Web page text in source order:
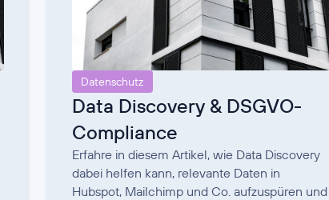
Datenschutz
Data Discovery & DSGVO-
Compliance
Erfahre in diesem Artikel, wie Data Discovery
dabei helfen kann, relevante Daten in
Hubspot, Mailchimp und Co. aufzuspüren und